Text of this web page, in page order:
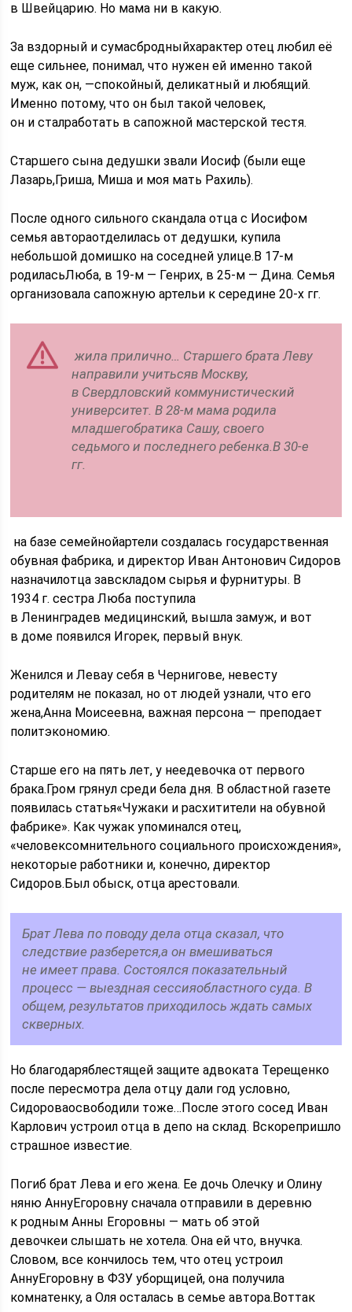
в Швейцарию. Но мама ни в какую.
За вздорный и сумасбродныйхарактер отец любил её
еще сильнее, понимал, что нужен ей именно такой
муж, как он, —спокойный, деликатный и любящий.
Именно потому, что он был такой человек,
он и сталработать в сапожной мастерской тестя.
Старшего сына дедушки звали Иосиф (были еще
Лазарь,Гриша, Миша и моя мать Рахиль).
После одного сильного скандала отца с Иосифом
семья автораотделилась от дедушки, купила
небольшой домишко на соседней улице.В 17-м
родиласьЛюба, в 19-м — Генрих, в 25-м — Дина. Семья
организовала сапожную артельи к середине 20-х гг.
жила прилично… Старшего брата Леву
направили учитьсяв Москву,
в Свердловский коммунистический
университет. В 28-м мама родила
младшегобратика Сашу, своего
седьмого и последнего ребенка.В 30-е
гг.
на базе семейнойартели создалась государственная
обувная фабрика, и директор Иван Антонович Сидоров
назначилотца завскладом сырья и фурнитуры. В
1934 г. сестра Люба поступила
в Ленинградев медицинский, вышла замуж, и вот
в доме появился Игорек, первый внук.
Женился и Левау себя в Чернигове, невесту
родителям не показал, но от людей узнали, что его
жена,Анна Моисеевна, важная персона — преподает
политэкономию.
Старше его на пять лет, у неедевочка от первого
брака.Гром грянул среди бела дня. В областной газете
появилась статья«Чужаки и расхитители на обувной
фабрике». Как чужак упоминался отец,
«человексомнительного социального происхождения»,
некоторые работники и, конечно, директор
Сидоров.Был обыск, отца арестовали.
Брат Лева по поводу дела отца сказал, что
следствие разберется,а он вмешиваться
не имеет права. Состоялся показательный
процесс — выездная сессияобластного суда. В
общем, результатов приходилось ждать самых
скверных.
Но благодаряблестящей защите адвоката Терещенко
после пересмотра дела отцу дали год условно,
Сидороваосвободили тоже…После этого сосед Иван
Карлович устроил отца в депо на склад. Вскорепришло
страшное известие.
Погиб брат Лева и его жена. Ее дочь Олечку и Олину
няню АннуЕгоровну сначала отправили в деревню
к родным Анны Егоровны — мать об этой
девочкеи слышать не хотела. Она ей что, внучка.
Словом, все кончилось тем, что отец устроил
АннуЕгоровну в ФЗУ уборщицей, она получила
комнатенку, а Оля осталась в семье автора.Воттак